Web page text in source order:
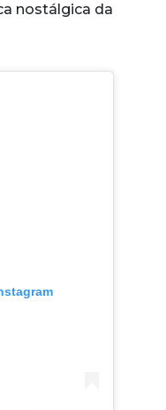
nostálgica da